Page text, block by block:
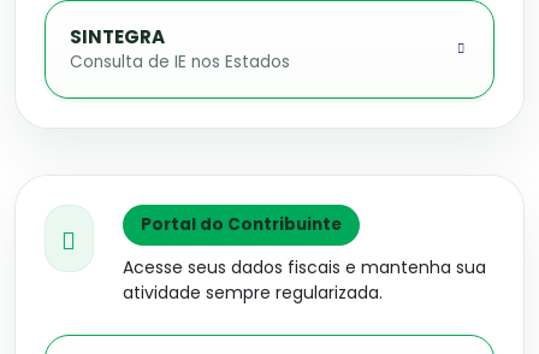
SINTEGRA
Consulta de IE nos Estados
Portal do Contribuinte
Acesse seus dados fiscais e mantenha sua
atividade sempre regularizada.